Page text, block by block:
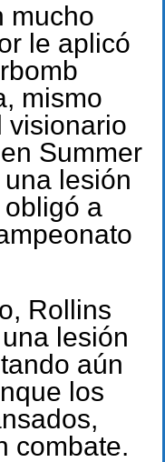
mucho
le aplicó
mismo
visionario
Summer
lesión
a
Rollins
lesión
aún
los
combate.